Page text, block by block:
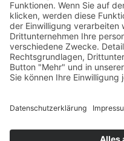
nach Absprache.
Folgt uns auf